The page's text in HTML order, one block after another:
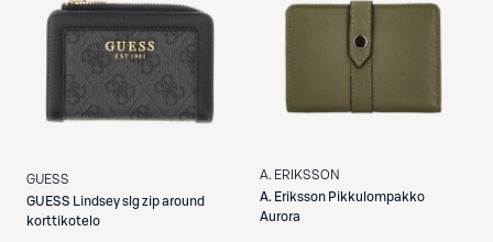
GUESS
GUESS
Lindsey slg zip around
korttikotelo
A. ERIKSSON
A. Eriksson Pikkulompakko
Aurora